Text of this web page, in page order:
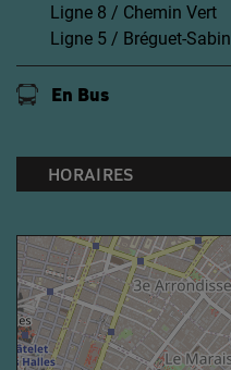
Ligne 8 / Chemin Vert
Ligne 5 / Bréguet-Sabin
En Bus
HORAIRES